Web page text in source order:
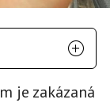
je zakázaná